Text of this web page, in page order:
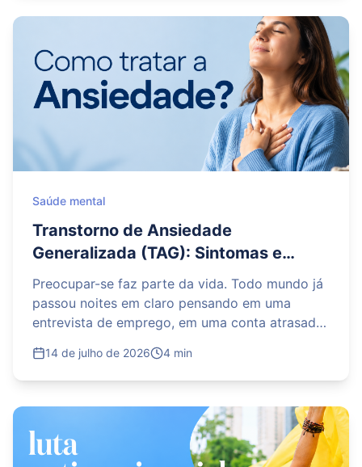
atenta aos sinais silenciosos, entenda a
diferença entre o cansaço comum e o
sofrimento emocional e saiba que buscar apoio
médico e acolhimento é fundamental para a sua
saúde e a do bebê.
Saúde mental
Transtorno de Ansiedade
Generalizada (TAG): Sintomas e
quando a preocupação vira um
problema
Preocupar-se faz parte da vida. Todo mundo já
passou noites em claro pensando em uma
entrevista de emprego, em uma conta atrasada
seguinte. Mas existe um limite tênue entre a
preocupação natural e algo que começa a
14 de julho de 2026 4 min